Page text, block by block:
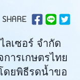
SHARE
เซอร์ จำกัด
ารเกษตรไทย
ดยพิธีรดน้ำขอ